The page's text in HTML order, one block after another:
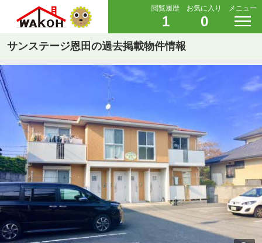
閲覧履歴
1
お気に入り
0
メニュー
サンステージ恩田の過去掲載物件情報